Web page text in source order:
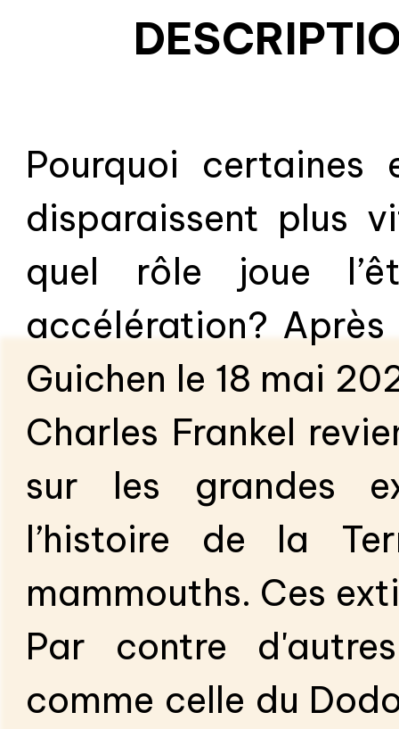
transmettre. Une
pour cultiver sa
Pourquoi certaines
disparaissent plus
quel rôle joue
accélération? Après
Guichen le 18 mai
Charles Frankel
sur les grandes
l’histoire de la
mammouths. Ces
Par contre
comme celle du